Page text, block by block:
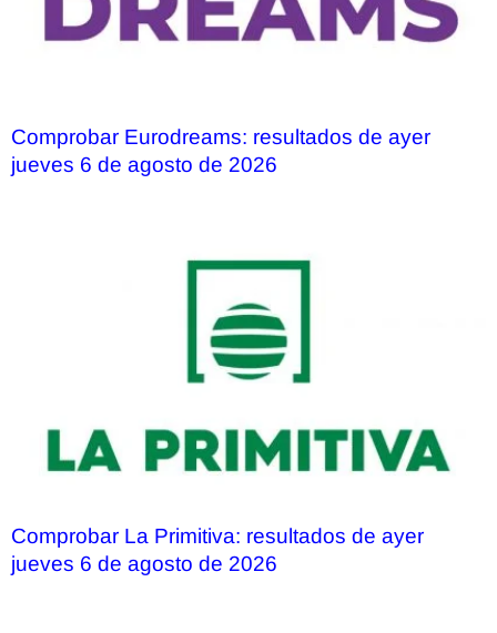
Comprobar Eurodreams: resultados de ayer
jueves 6 de agosto de 2026
Comprobar La Primitiva: resultados de ayer
jueves 6 de agosto de 2026